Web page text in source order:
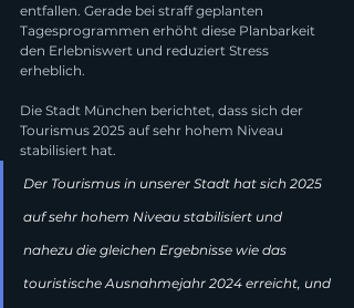
entfallen. Gerade bei straff geplanten
Tagesprogrammen erhöht diese Planbarkeit
den Erlebniswert und reduziert Stress
erheblich.
Die Stadt München berichtet, dass sich der
Tourismus 2025 auf sehr hohem Niveau
stabilisiert hat.
Der Tourismus in unserer Stadt hat sich 2025
auf sehr hohem Niveau stabilisiert und
nahezu die gleichen Ergebnisse wie das
touristische Ausnahmejahr 2024 erreicht, und